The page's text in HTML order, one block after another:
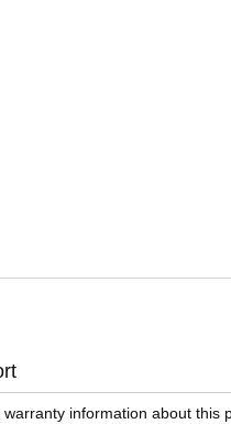
warranty information about this